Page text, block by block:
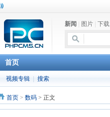
新闻 图片 下载
首页
视频专辑 搜索
首页 > 数码 > 正文